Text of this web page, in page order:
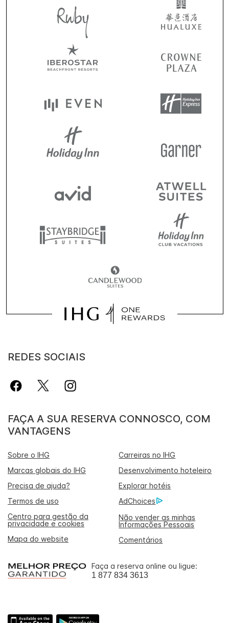
REDES SOCIAIS
FAÇA A SUA RESERVA CONNOSCO, COM
VANTAGENS
Sobre o IHG
Carreiras no IHG
Marcas globais do IHG
Desenvolvimento hoteleiro
Precisa de ajuda?
Explorar hotéis
Termos de uso
AdChoices
Centro para gestão da
privacidade e cookies
Não vender as minhas
Informações Pessoais
Mapa do website
Comentários
Faça a reserva online ou ligue:
1 877 834 3613